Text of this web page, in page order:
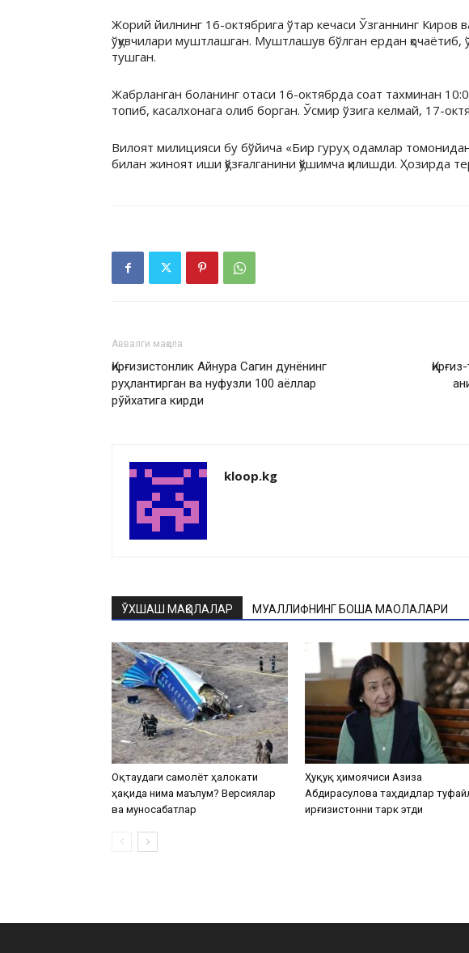
Жорий йилнинг 16-октябрига ўтар кечаси Ўзганнинг Киров
ўқувчилари муштлашган. Муштлашув бўлган ердан қочаётиб,
тушган.
Жабрланган боланинг отаси 16-октябрда соат тахминан
топиб, касалхонага олиб борган. Ўсмир ўзига келмай, 17-
Вилоят милицияси бу бўйича «Бир гуруҳ одамлар
билан жиноят иши қўзғалганини қўшимча қилишди. Ҳозирда
Аввалги мақола
Қирғизистонлик Айнура Сагин дунёнинг
руҳлантирган ва нуфузли 100 аёллар
рўйхатига кирди
kloop.kg
ЎХШАШ МАҚОЛАЛАР МУАЛЛИФНИНГ БОШҚА МАҚОЛАЛАРИ
Оқтаудаги самолёт ҳалокати
ҳақида нима маълум? Версиялар
ва муносабатлар
Ҳуқуқ ҳимоячиси Азиза
Абдирасулова таҳдидлар
Қирғизистонни тарк этди